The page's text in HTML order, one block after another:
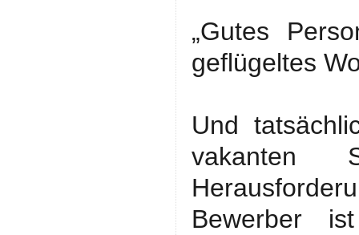
„Gutes
geflügeltes
Und
vakanten
Bewerber